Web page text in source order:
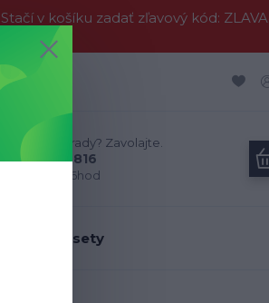
v košíku zadať zľavový kód:
Neviete si rady? Zavolajte.
0911 594 816
Po-Pia, 9-16hod
sety